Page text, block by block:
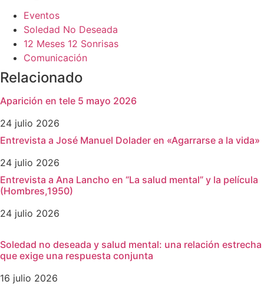
Eventos
Soledad No Deseada
12 Meses 12 Sonrisas
Comunicación
Relacionado
Aparición en tele 5 mayo 2026
24 julio 2026
Entrevista a José Manuel Dolader en «Agarrarse a la vida»
24 julio 2026
Entrevista a Ana Lancho en “La salud mental” y la película
(Hombres,1950)
24 julio 2026
Soledad no deseada y salud mental: una relación estrecha
que exige una respuesta conjunta
16 julio 2026